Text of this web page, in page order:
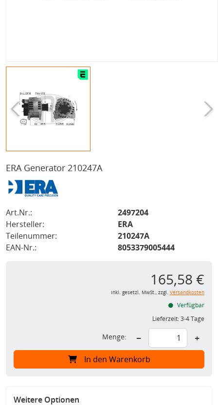
ERA Generator 210247A
Art.Nr.:
2497204
Hersteller:
ERA
Teilenummer:
210247A
EAN-Nr.:
8053379005444
165,58 €
inkl. gesetzl. MwSt., zzgl. Versandkosten
Verfügbar
Lieferzeit:3-4 Tage
Menge: − +
In den Warenkorb
Weitere Optionen